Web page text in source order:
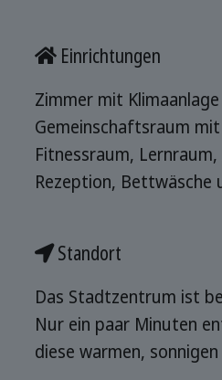
Einrichtungen
Zimmer mit
Gemeinschaftsraum mit
Fitnessraum,
Rezeption, Bettwäsche
Standort
Das Stadtzentrum ist
Nur ein paar Minuten
diese warmen, sonnigen